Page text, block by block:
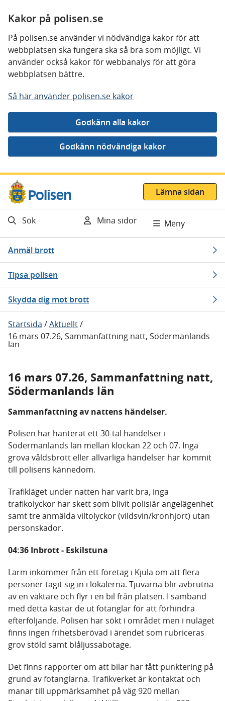
Kakor på polisen.se
På polisen.se använder vi nödvändiga kakor för att
webbplatsen ska fungera ska så bra som möjligt. Vi
använder också kakor för webbanalys för att göra
webbplatsen bättre.
Så här använder polisen.se kakor
Gå direkt till innehåll
Lämna sidan
Sök Mina sidor Meny
Anmäl brott
Tipsa polisen
Skydda dig mot brott
Startsida /Aktuellt/
16 mars 07.26, Sammanfattning natt, Södermanlands
län
16 mars 07.26, Sammanfattning natt,
Södermanlands län
Sammanfattning av nattens händelser.
Polisen har hanterat ett 30-tal händelser i
Södermanlands län mellan klockan 22 och 07. Inga
grova våldsbrott eller allvarliga händelser har kommit
till polisens kännedom.
Trafikläget under natten har varit bra, inga
trafikolyckor har skett som blivit polisiär angelägenhet
samt tre anmälda viltolyckor (vildsvin/kronhjort) utan
personskador.
04:36 Inbrott - Eskilstuna
Larm inkommer från ett företag i Kjula om att flera
personer tagit sig in i lokalerna. Tjuvarna blir avbrutna
av en väktare och flyr i en bil från platsen. I samband
med detta kastar de ut fotanglar för att förhindra
efterföljande. Polisen har sökt i området men i nuläget
finns ingen frihetsberövad i ärendet som rubriceras
grov stöld samt blåljussabotage.
Det finns rapporter om att bilar har fått punktering på
grund av fotanglarna. Trafikverket är kontaktat och
manar till uppmärksamhet på väg 920 mellan